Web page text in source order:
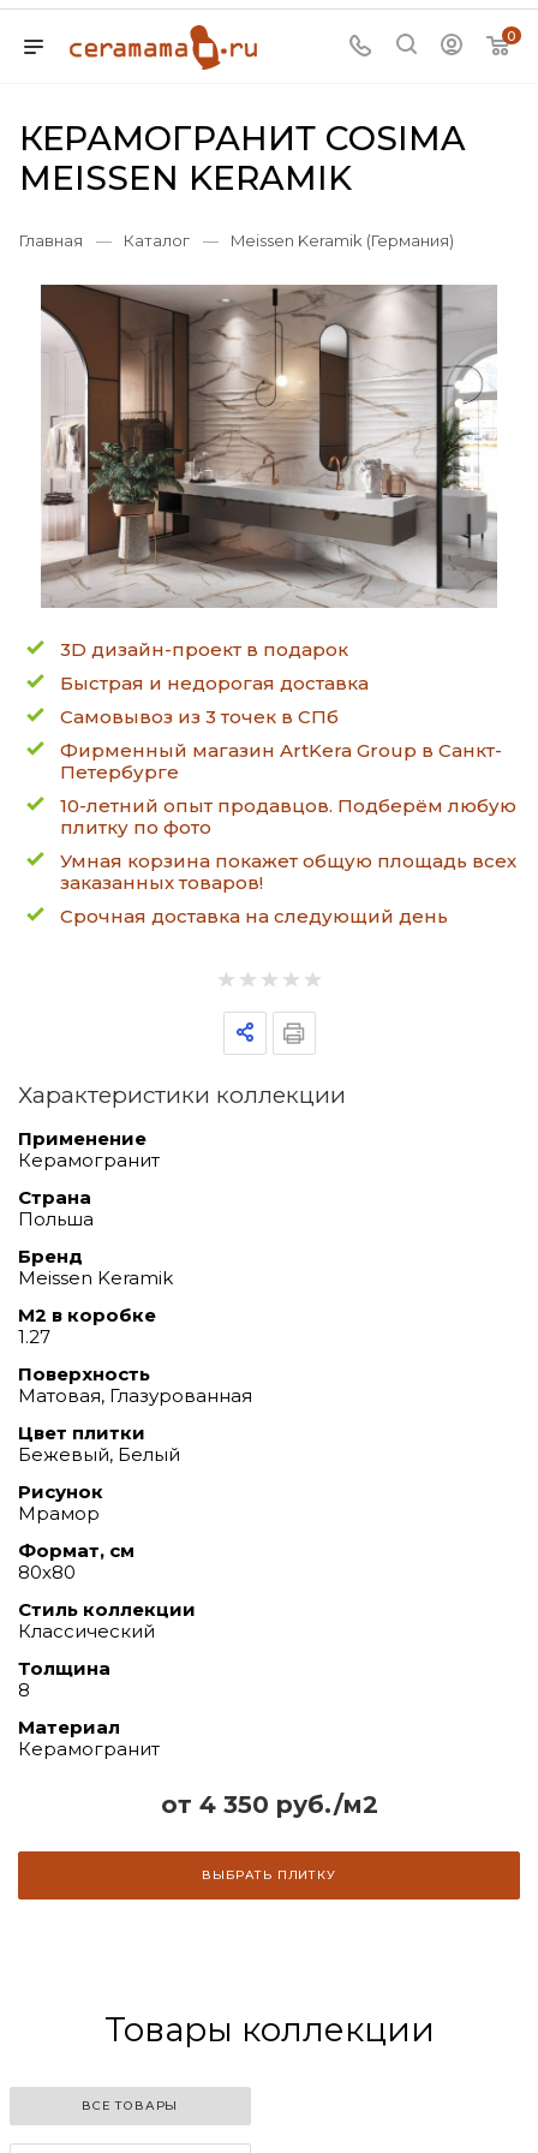
0
КЕРАМОГРАНИТ COSIMA
MEISSEN KERAMIK
Главная — Каталог — Meissen Keramik (Германия)
3D дизайн-проект в подарок
Быстрая и недорогая доставка
Самовывоз из 3 точек в СПб
Фирменный магазин ArtKera Group в Санкт-
Петербурге
10-летний опыт продавцов. Подберём любую
плитку по фото
Умная корзина покажет общую площадь всех
заказанных товаров!
Срочная доставка на следующий день
от 4 350 руб./м2
ВЫБРАТЬ ПЛИТКУ
Характеристики коллекции
Применение
Керамогранит
Страна
Польша
Бренд
Meissen Keramik
М2 в коробке
1.27
Поверхность
Матовая, Глазурованная
Цвет плитки
Бежевый, Белый
Рисунок
Мрамор
Формат, см
80х80
Стиль коллекции
Классический
Толщина
8
Материал
Керамогранит
Товары коллекции
ВСЕ ТОВАРЫ